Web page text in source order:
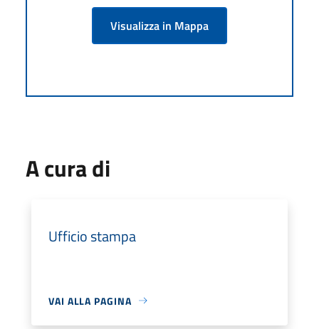
Visualizza in Mappa
A cura di
Ufficio stampa
VAI ALLA PAGINA